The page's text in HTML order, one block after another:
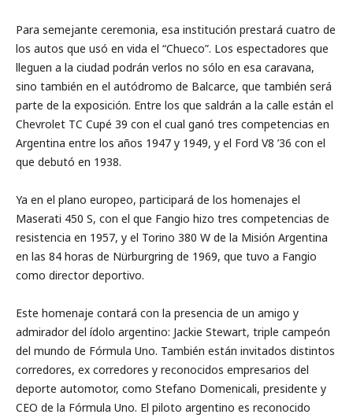
Para semejante ceremonia, esa institución prestará cuatro de
los autos que usó en vida el “Chueco”. Los espectadores que
lleguen a la ciudad podrán verlos no sólo en esa caravana,
sino también en el autódromo de Balcarce, que también será
parte de la exposición. Entre los que saldrán a la calle están el
Chevrolet TC Cupé 39 con el cual ganó tres competencias en
Argentina entre los años 1947 y 1949, y el Ford V8 ’36 con el
que debutó en 1938.
Ya en el plano europeo, participará de los homenajes el
Maserati 450 S, con el que Fangio hizo tres competencias de
resistencia en 1957, y el Torino 380 W de la Misión Argentina
en las 84 horas de Nürburgring de 1969, que tuvo a Fangio
como director deportivo.
Este homenaje contará con la presencia de un amigo y
admirador del ídolo argentino: Jackie Stewart, triple campeón
del mundo de Fórmula Uno. También están invitados distintos
corredores, ex corredores y reconocidos empresarios del
deporte automotor, como Stefano Domenicali, presidente y
CEO de la Fórmula Uno. El piloto argentino es reconocido